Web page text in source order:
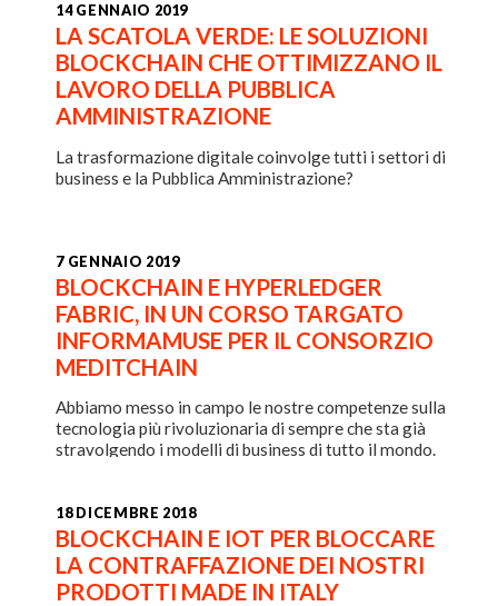
14 GENNAIO 2019
LA SCATOLA VERDE: LE SOLUZIONI
BLOCKCHAIN CHE OTTIMIZZANO IL
LAVORO DELLA PUBBLICA
AMMINISTRAZIONE
La trasformazione digitale coinvolge tutti i settori di
business e la Pubblica Amministrazione?
7 GENNAIO 2019
BLOCKCHAIN E HYPERLEDGER
FABRIC, IN UN CORSO TARGATO
INFORMAMUSE PER IL CONSORZIO
MEDITCHAIN
Abbiamo messo in campo le nostre competenze sulla
tecnologia più rivoluzionaria di sempre che sta già
stravolgendo i modelli di business di tutto il mondo.
18 DICEMBRE 2018
BLOCKCHAIN E IOT PER BLOCCARE
LA CONTRAFFAZIONE DEI NOSTRI
PRODOTTI MADE IN ITALY